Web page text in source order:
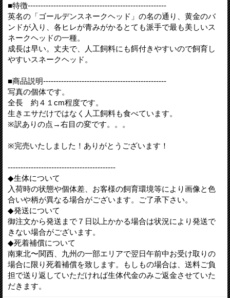
■特徴------------------------------------------------------
英名の「ゴールデンスネークヘッド」の名の通り、黄金のバ
ンドが入り、各ヒレが青みがかるとても派手で最も美しいス
ネークヘッドの一種。
成長は早い。丈夫で、人工飼料にも餌付きやすいので飼育し
やすいスネークヘッド。
■商品説明------------------------------------------------
写真の個体です。
全長 約４１cm程度です。
生きエサだけではなく人工飼料も食べています。
※訳ありの点→右目の変です。。。
※完売いたしました！ありがとうございます！
------------------------------------------
◆生体について
入荷時の状態や個体差、お客様の飼育環境等により画像と色
合いや柄が異なる場合がございます。ご了承下さい。
◆発送について
御注文から発送まで７日以上かかる場合は状況により発送で
きない場合がございます。
◆死着補償について
南東北〜関西、九州の一部エリアで翌日午前中お受け取りの
場合に限り死着補償を致します。もしもの場合は、送料ご負
担で送り返していただければ生体代金のみご返金させていた
だきます。